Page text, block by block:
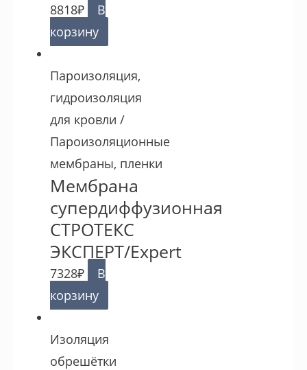
8818₽
В
корзину
Пароизоляция,
гидроизоляция
для кровли /
Пароизоляционные
мембраны, пленки
Мембрана
супердиффузионная
СТРОТЕКС
ЭКСПЕРТ/Expert
7328₽
В
корзину
Изоляция
обрешётки